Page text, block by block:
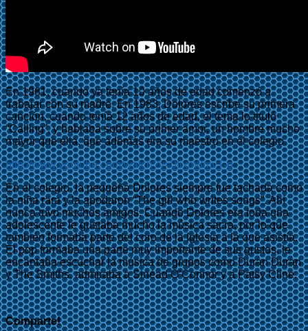
En 1981, cuando ya tenía 10 años de edad comenzó a
trabajar con su madre. En 1983, Dolores escribe su primera
canción, cuando tenía 12 años de edad, el tema lo tituló
“Calling”, y hablaba sobre su primer amor, un hombre mucho
mayor que ella, que además era su maestro en el colegio.
http://www.youtube.com/watch?v=0Iixm8mvT-o
En el colegio, la pequeña Dolores siempre fue tachada como
la niña rara y la apodaron “The girl who writes songs”. Ahí
nunca tuvo muchos amigos. Cuando Dolores era toda una
adolescente le gustaba mucho la música sacra, por lo que
también formaba parte del coro de la Iglesia a la que asistía.
El pop formaba una parte muy importante de sus gustos, le
encantaba escuchar la música de grupos como Duran Duran
y The Smiths, admiraba a Sinéad O’Connor y a Patsy Cline.
Comparte!